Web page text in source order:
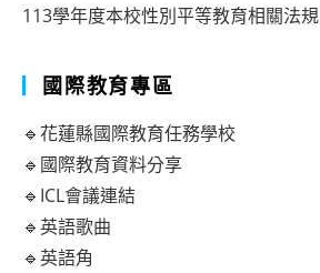
113學年度本校性別平等教育相關法規
國際教育專區
🔹花蓮縣國際教育任務學校
🔹國際教育資料分享
🔹ICL會議連結
🔹英語歌曲
🔹英語角